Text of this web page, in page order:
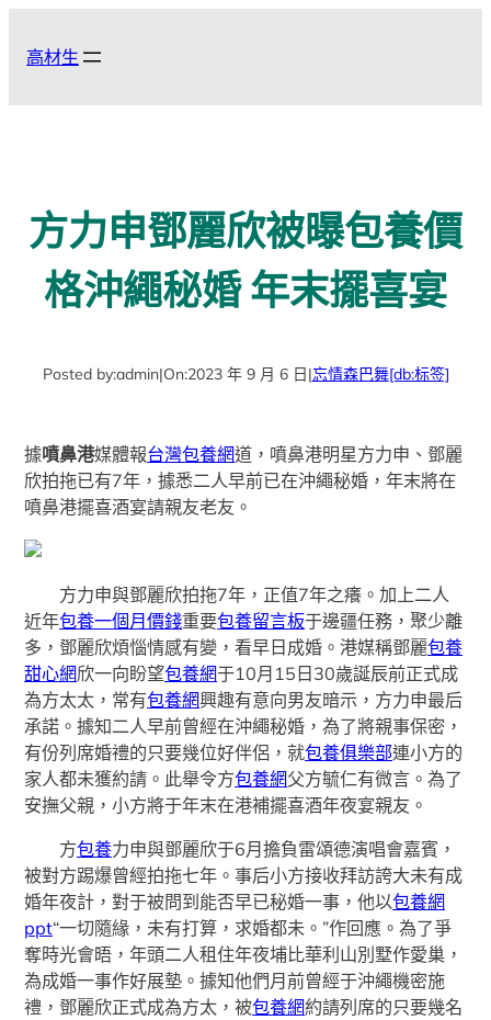
高材生
方力申鄧麗欣被曝包養價
格沖繩秘婚 年末擺喜宴
Posted by:admin|On:2023 年 9 月 6 日|忘情森巴舞[db:标签]
據噴鼻港媒體報台灣包養網道，噴鼻港明星方力申、鄧麗
欣拍拖已有7年，據悉二人早前已在沖繩秘婚，年末將在
噴鼻港擺喜酒宴請親友老友。
方力申與鄧麗欣拍拖7年，正值7年之癢。加上二人
近年包養一個月價錢重要包養留言板于邊疆任務，聚少離
多，鄧麗欣煩惱情感有變，看早日成婚。港媒稱鄧麗包養
甜心網欣一向盼望包養網于10月15日30歲誕辰前正式成
為方太太，常有包養網興趣有意向男友暗示，方力申最后
承諾。據知二人早前曾經在沖繩秘婚，為了將親事保密，
有份列席婚禮的只要幾位好伴侶，就包養俱樂部連小方的
家人都未獲約請。此舉令方包養網父方毓仁有微言。為了
安撫父親，小方將于年末在港補擺喜酒年夜宴親友。
方包養力申與鄧麗欣于6月擔負雷頌德演唱會嘉賓，
被對方踢爆曾經拍拖七年。事后小方接收拜訪誇大未有成
婚年夜計，對于被問到能否早已秘婚一事，他以包養網
ppt“一切隨緣，未有打算，求婚都未。”作回應。為了爭
奪時光會晤，年頭二人租住年夜埔比華利山別墅作愛巢，
為成婚一事作好展墊。據知他們月前曾經于沖繩機密施
禮，鄧麗欣正式成為方太，被包養網約請列席的只要幾名